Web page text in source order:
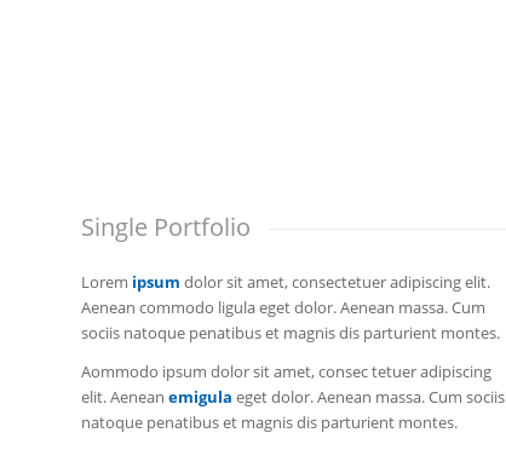
Single Portfolio
Lorem ipsum dolor sit amet, consectetuer adipiscing elit.
Aenean commodo ligula eget dolor. Aenean massa. Cum
sociis natoque penatibus et magnis dis parturient montes.
Aommodo ipsum dolor sit amet, consec tetuer adipiscing
elit. Aenean emigula eget dolor. Aenean massa. Cum sociis
natoque penatibus et magnis dis parturient montes.